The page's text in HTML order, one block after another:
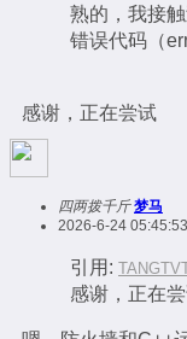
熟的，我接
错误代码（
感谢，正在尝试
四两拨千斤 梦马
2026-6-24 05:45:53
引用:
感谢，正在